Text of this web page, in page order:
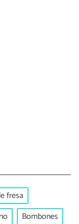
fresa
Bombones